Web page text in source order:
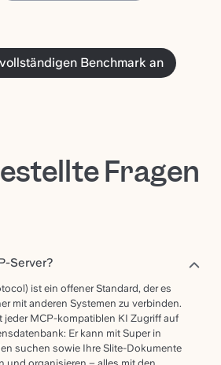
Benchmark an
Fragen
Server?
ist ein offener Standard, der es
mit anderen Systemen zu verbinden.
jeder MCP-kompatiblen KI Zugriff auf
Er kann mit Super in
suchen sowie Ihre Slite-Dokumente